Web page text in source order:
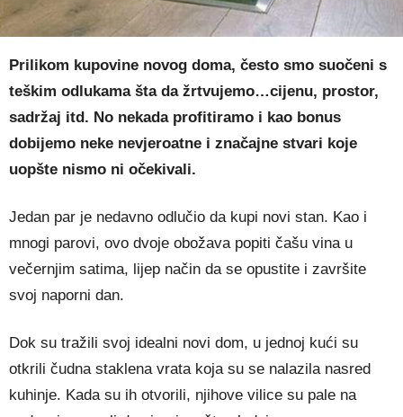
Prilikom kupovine novog doma, često smo suočeni s
teškim odlukama šta da žrtvujemo…cijenu, prostor,
sadržaj itd. No nekada profitiramo i kao bonus
dobijemo neke nevjeroatne i značajne stvari koje
uopšte nismo ni očekivali.
Jedan par je nedavno odlučio da kupi novi stan. Kao i
mnogi parovi, ovo dvoje obožava popiti čašu vina u
večernjim satima, lijep način da se opustite i završite
svoj naporni dan.
Dok su tražili svoj idealni novi dom, u jednoj kući su
otkrili čudna staklena vrata koja su se nalazila nasred
kuhinje. Kada su ih otvorili, njihove vilice su pale na